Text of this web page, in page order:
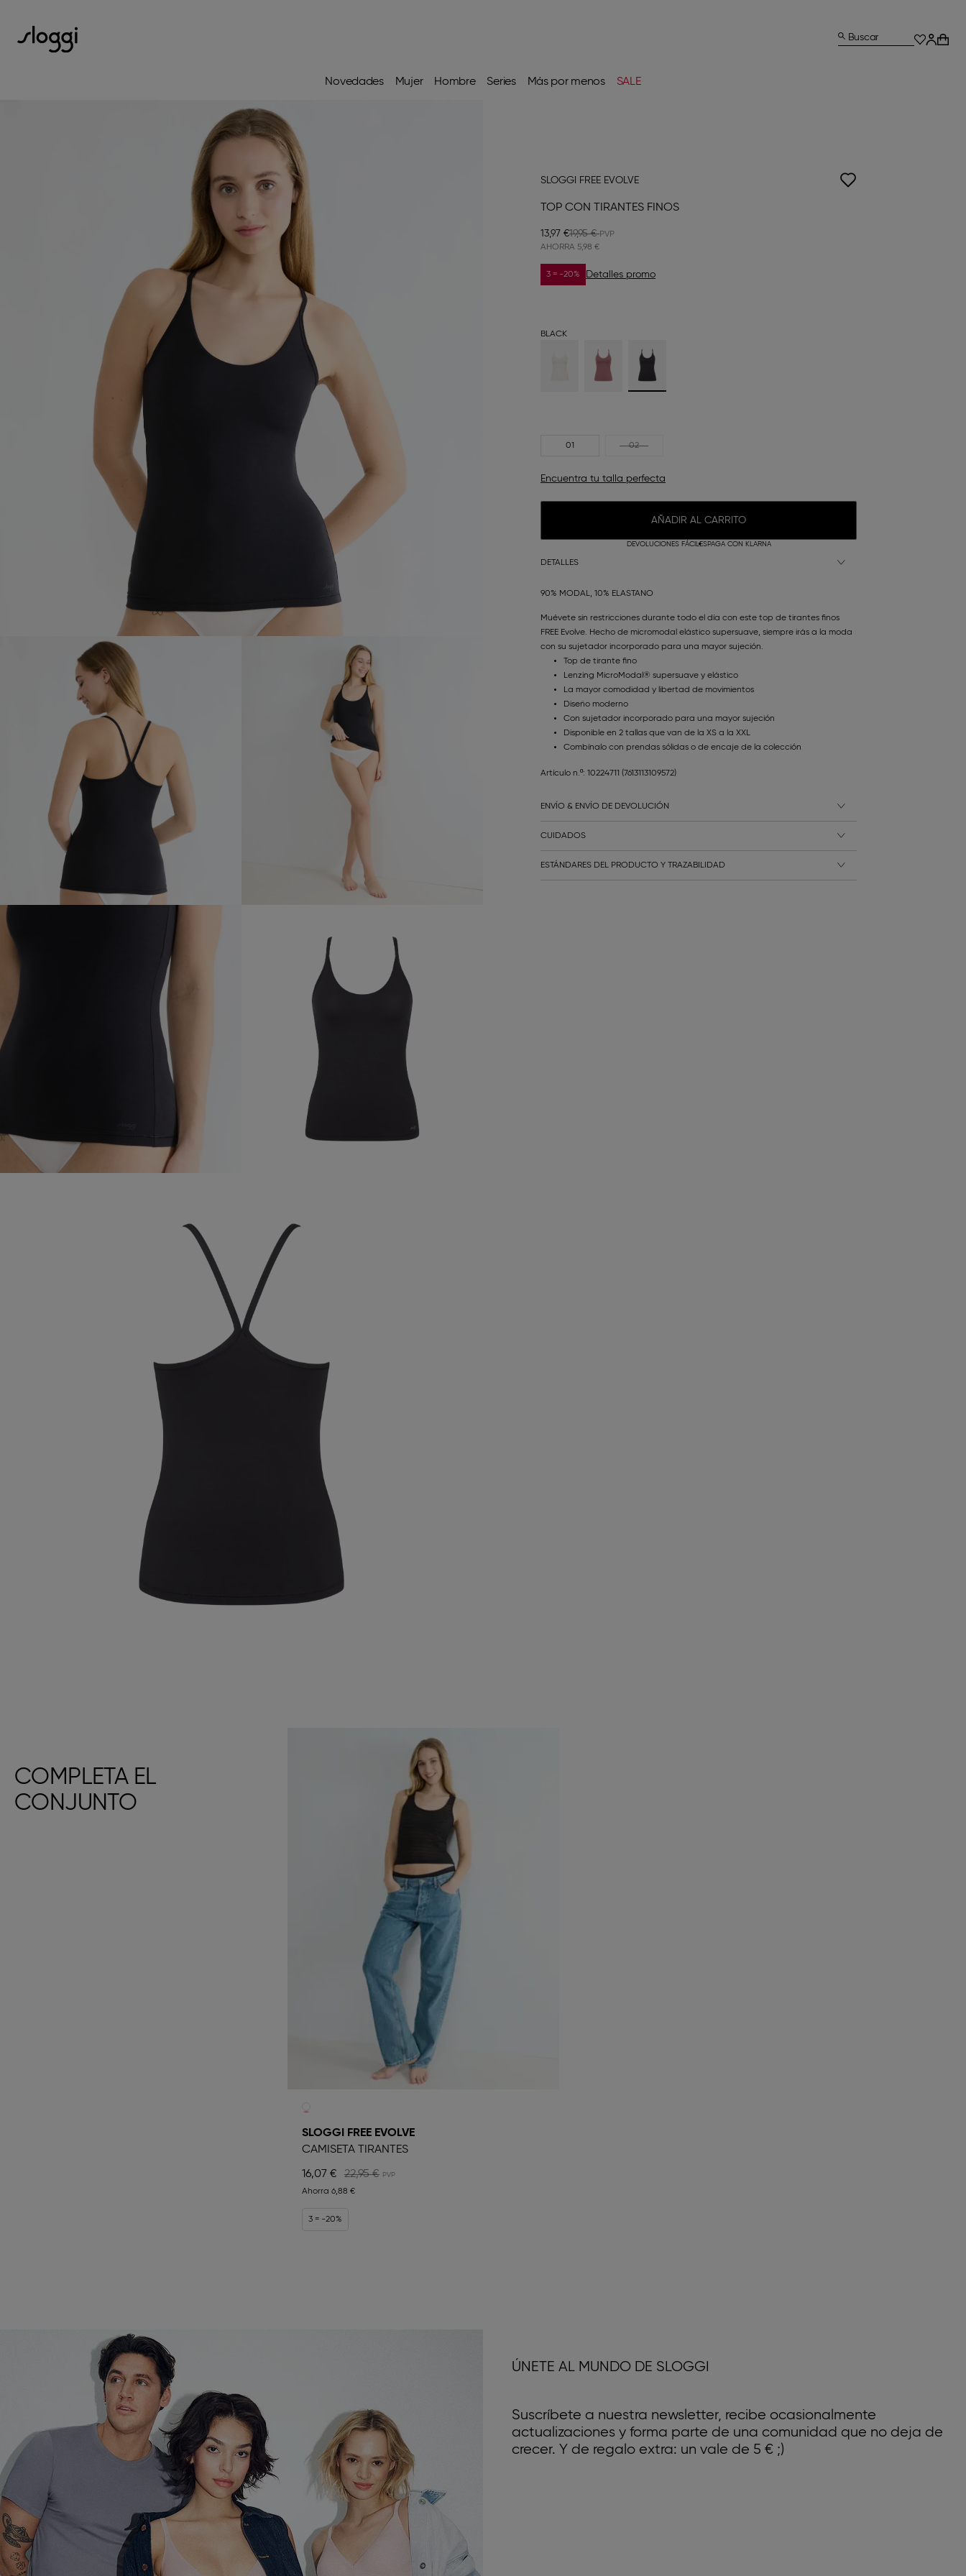
Novedades Mujer Hombre Series Más por menos SALE
Buscar
SLOGGI FREE EVOLVE
TOP CON TIRANTES FINOS
13,97 €19,95 €
AHORRA 5,98 €
3 = -20% Detalles promo
BLACK
01 02
Encuentra tu talla perfecta
AÑADIR AL CARRITO
DEVOLUCIONES FÁCILESPAGA CON KLARNA
DETALLES
90% MODAL, 10% ELASTANO
Muévete sin restricciones durante todo el día con este top de tirantes finos
FREE Evolve. Hecho de micromodal elástico supersuave, siempre irás a la moda
con su sujetador incorporado para una mayor sujeción.
Top de tirante fino
Lenzing MicroModal® supersuave y elástico
La mayor comodidad y libertad de movimientos
Diseño moderno
Con sujetador incorporado para una mayor sujeción
Disponible en 2 tallas que van de la XS a la XXL
Combínalo con prendas sólidas o de encaje de la colección
Artículo n.º: 10224711 (7613113109572)
ENVÍO & ENVÍO DE DEVOLUCIÓN
CUIDADOS
ESTÁNDARES DEL PRODUCTO Y TRAZABILIDAD
COMPLETA EL
CONJUNTO
SLOGGI FREE EVOLVE
CAMISETA TIRANTES
16,07 € 22,95 €
Ahorra 6,88 €
3 = -20%
ÚNETE AL MUNDO DE SLOGGI
Suscríbete a nuestra newsletter, recibe ocasionalmente
actualizaciones y forma parte de una comunidad que no deja de
crecer. Y de regalo extra: un vale de 5 € ;)